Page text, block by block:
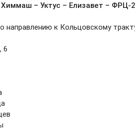
Химмаш – Уктус – Елизавет –
направлению к Кольцовскому
6